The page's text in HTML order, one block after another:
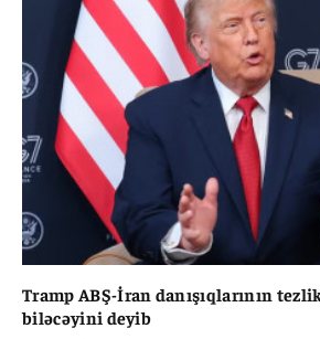
Tramp ABŞ-İran danışıqlarının
biləcəyini deyib